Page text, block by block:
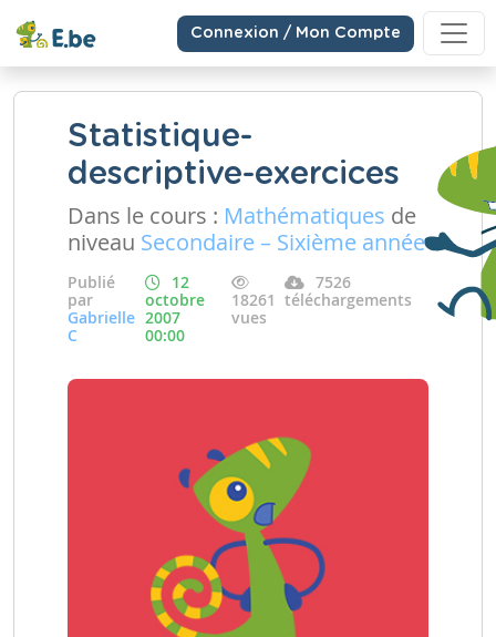
Connexion / Mon Compte
Statistique-
descriptive-exercices
Dans le cours : Mathématiques de
niveau Secondaire – Sixième année
Publié
par
Gabrielle
C
12
octobre
2007
00:00
18261
vues
7526
téléchargements